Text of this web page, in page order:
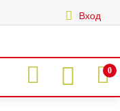
Вход
0